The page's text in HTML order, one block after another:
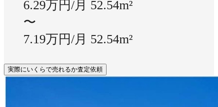
6.29万円/月 52.54m²
〜
7.19万円/月 52.54m²
実際にいくらで売れるか査定依頼